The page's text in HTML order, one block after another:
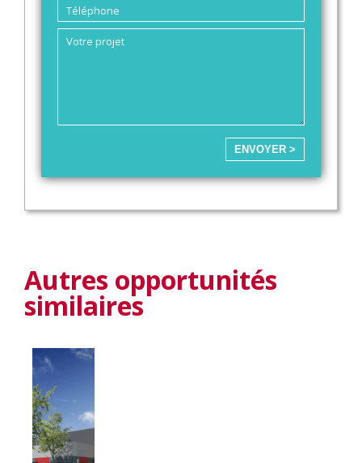
ENVOYER >
Autres opportunités
similaires